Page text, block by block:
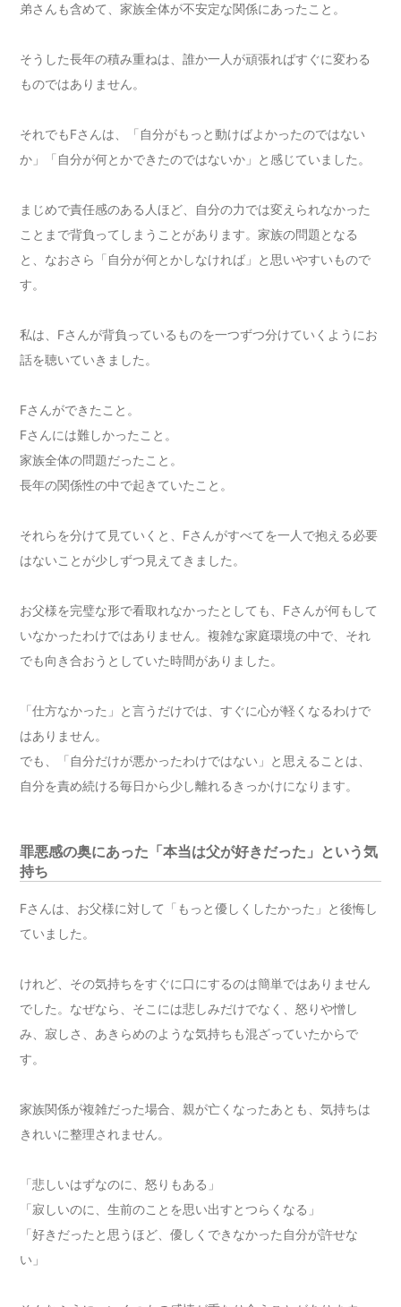
弟さんも含めて、家族全体が不安定な関係にあったこと。
そうした長年の積み重ねは、誰か一人が頑張ればすぐに変わる
ものではありません。
それでもFさんは、「自分がもっと動けばよかったのではない
か」「自分が何とかできたのではないか」と感じていました。
まじめで責任感のある人ほど、自分の力では変えられなかった
ことまで背負ってしまうことがあります。家族の問題となる
と、なおさら「自分が何とかしなければ」と思いやすいもので
す。
私は、Fさんが背負っているものを一つずつ分けていくようにお
話を聴いていきました。
Fさんができたこと。
Fさんには難しかったこと。
家族全体の問題だったこと。
長年の関係性の中で起きていたこと。
それらを分けて見ていくと、Fさんがすべてを一人で抱える必要
はないことが少しずつ見えてきました。
お父様を完璧な形で看取れなかったとしても、Fさんが何もして
いなかったわけではありません。複雑な家庭環境の中で、それ
でも向き合おうとしていた時間がありました。
「仕方なかった」と言うだけでは、すぐに心が軽くなるわけで
はありません。
でも、「自分だけが悪かったわけではない」と思えることは、
自分を責め続ける毎日から少し離れるきっかけになります。
罪悪感の奥にあった「本当は父が好きだった」という気
持ち
Fさんは、お父様に対して「もっと優しくしたかった」と後悔し
ていました。
けれど、その気持ちをすぐに口にするのは簡単ではありません
でした。なぜなら、そこには悲しみだけでなく、怒りや憎し
み、寂しさ、あきらめのような気持ちも混ざっていたからで
す。
家族関係が複雑だった場合、親が亡くなったあとも、気持ちは
きれいに整理されません。
「悲しいはずなのに、怒りもある」
「寂しいのに、生前のことを思い出すとつらくなる」
「好きだったと思うほど、優しくできなかった自分が許せな
い」